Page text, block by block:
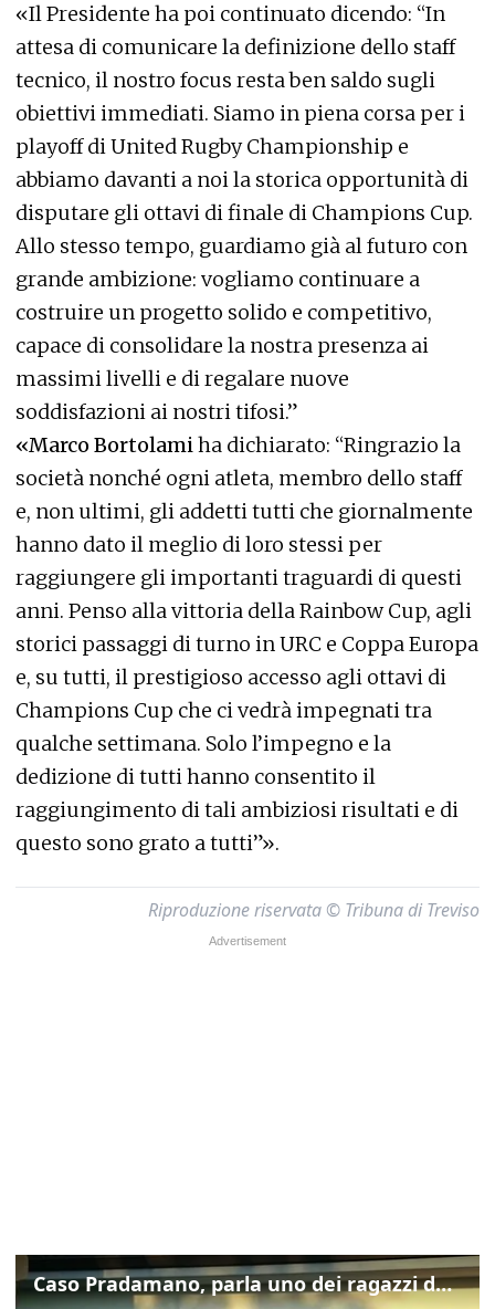
«Il Presidente ha poi continuato dicendo: “In
attesa di comunicare la definizione dello staff
tecnico, il nostro focus resta ben saldo sugli
obiettivi immediati. Siamo in piena corsa per i
playoff di United Rugby Championship e
abbiamo davanti a noi la storica opportunità di
disputare gli ottavi di finale di Champions Cup.
Allo stesso tempo, guardiamo già al futuro con
grande ambizione: vogliamo continuare a
costruire un progetto solido e competitivo,
capace di consolidare la nostra presenza ai
massimi livelli e di regalare nuove
soddisfazioni ai nostri tifosi.”
«Marco Bortolamiha dichiarato: “Ringrazio la
società nonché ogni atleta, membro dello staff
e, non ultimi, gli addetti tutti che giornalmente
hanno dato il meglio di loro stessi per
raggiungere gli importanti traguardi di questi
anni. Penso alla vittoria della Rainbow Cup, agli
storici passaggi di turno in URC e Coppa Europa
e, su tutti, il prestigioso accesso agli ottavi di
Champions Cup che ci vedrà impegnati tra
qualche settimana. Solo l’impegno e la
dedizione di tutti hanno consentito il
raggiungimento di tali ambiziosi risultati e di
questo sono grato a tutti”».
Riproduzione riservata © Tribuna di Treviso
Caso Pradamano, parla uno dei ragazzi denunciati per la limonata: "Volevo anche aiutare i miei"